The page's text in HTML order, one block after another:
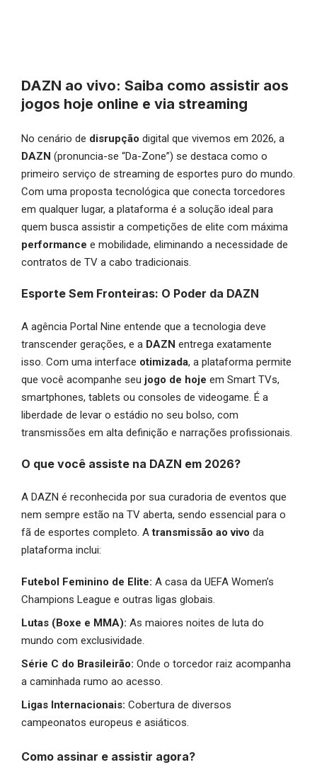
DAZN ao vivo: Saiba como assistir aos
jogos hoje online e via streaming
No cenário de disrupção digital que vivemos em 2026, a
DAZN (pronuncia-se “Da-Zone”) se destaca como o
primeiro serviço de streaming de esportes puro do mundo.
Com uma proposta tecnológica que conecta torcedores
em qualquer lugar, a plataforma é a solução ideal para
quem busca assistir a competições de elite com máxima
performance e mobilidade, eliminando a necessidade de
contratos de TV a cabo tradicionais.
Esporte Sem Fronteiras: O Poder da DAZN
A agência Portal Nine entende que a tecnologia deve
transcender gerações, e a DAZN entrega exatamente
isso. Com uma interface otimizada, a plataforma permite
que você acompanhe seu jogo de hoje em Smart TVs,
smartphones, tablets ou consoles de videogame. É a
liberdade de levar o estádio no seu bolso, com
transmissões em alta definição e narrações profissionais.
O que você assiste na DAZN em 2026?
A DAZN é reconhecida por sua curadoria de eventos que
nem sempre estão na TV aberta, sendo essencial para o
fã de esportes completo. Atransmissão ao vivo da
plataforma inclui:
Futebol Feminino de Elite: A casa da UEFA Women’s
Champions League e outras ligas globais.
Lutas (Boxe e MMA): As maiores noites de luta do
mundo com exclusividade.
Série C do Brasileirão: Onde o torcedor raiz acompanha
a caminhada rumo ao acesso.
Ligas Internacionais: Cobertura de diversos
campeonatos europeus e asiáticos.
Como assinar e assistir agora?